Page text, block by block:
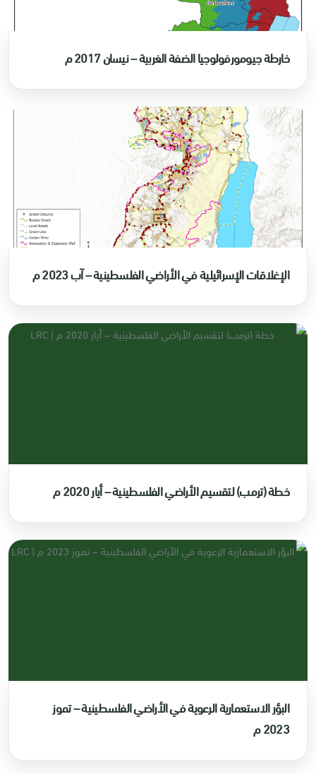
خارطة جيومورفولوجيا الضفة الغربية – نيسان 2017 م
الإغلاقات الإسرائيلية في الأراضي الفلسطينية – آب 2023 م
خطة (ترمب) لتقسيم الأراضي الفلسطينية – أيار 2020 م
البؤر الاستعمارية الرعوية في الأراضي الفلسطينية – تموز
2023 م